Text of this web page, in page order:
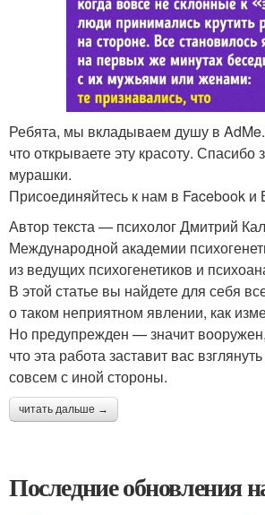
Ребята, мы вкладываем душу в
что открываете эту красоту. Спасибо
мурашки.
Присоединяйтесь к нам в Facebook и
Автор текста — психолог Дмитрий
Международной академии
из ведущих психогенетиков и
В этой статье вы найдете для себя
о таком неприятном явлении, как
Но предупрежден — значит
что эта работа заставит вас
совсем с иной стороны.
читать дальше →
Последние обновления